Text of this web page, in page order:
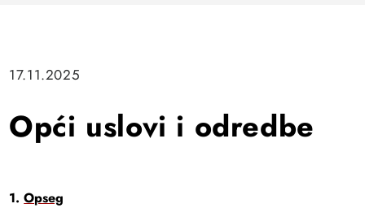
17.11.2025
Opći uslovi i odredbe
1. Opseg